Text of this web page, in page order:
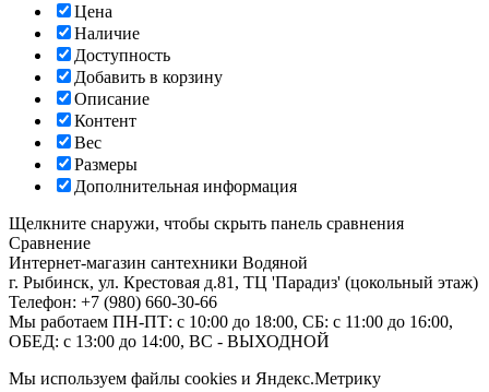
Цена
Наличие
Доступность
Добавить в корзину
Описание
Контент
Вес
Размеры
Дополнительная информация
Щелкните снаружи, чтобы скрыть панель сравнения
Сравнение
Интернет-магазин сантехники Водяной
г. Рыбинск, ул. Крестовая д.81, ТЦ 'Парадиз' (цокольный этаж)
Телефон: +7 (980) 660-30-66
Мы работаем ПН-ПТ: с 10:00 до 18:00, СБ: с 11:00 до 16:00,
ОБЕД: с 13:00 до 14:00, ВС - ВЫХОДНОЙ
Мы используем файлы cookies и Яндекс.Метрику